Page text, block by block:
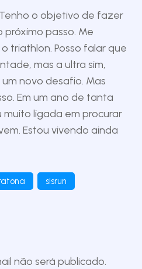
o objetivo de fazer
passo. Me
triathlon. Posso falar que
mas a ultra sim,
novo desafio. Mas
Em um ano de tanta
ligada em procurar
Estou vivendo ainda
sisrun
não será publicado.